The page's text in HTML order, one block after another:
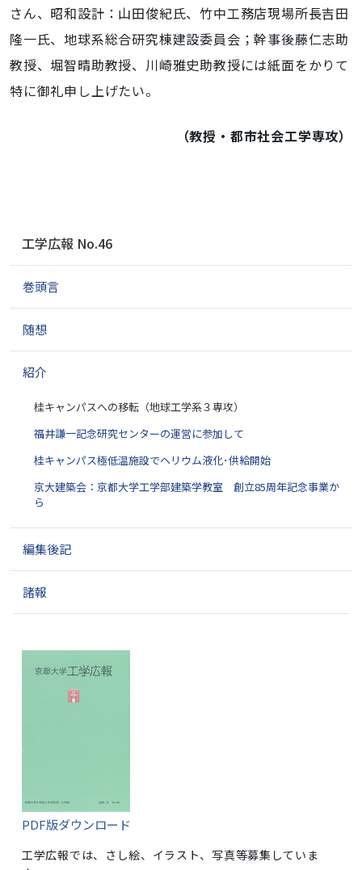
さん、昭和設計：山田俊紀氏、竹中工務店現場所長吉田
隆一氏、地球系総合研究棟建設委員会；幹事後藤仁志助
教授、堀智晴助教授、川崎雅史助教授には紙面をかりて
特に御礼申し上げたい。
（教授・都市社会工学専攻）
ゲ
シ
ン
工学広報 No.46
巻頭言
随想
紹介
桂キャンパスへの移転（地球工学系３専攻）
福井謙一記念研究センターの運営に参加して
桂キャンパス極低温施設でヘリウム液化･供給開始
京大建築会：京都大学工学部建築学教室 創立85周年記念事業か
ら
編集後記
諸報
PDF版ダウンロード
工学広報では、さし絵、イラスト、写真等募集していま